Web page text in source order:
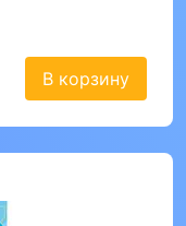
В корзину